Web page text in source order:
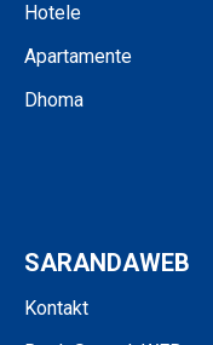
Hotele
Apartamente
Dhoma
SARANDAWEB
Kontakt